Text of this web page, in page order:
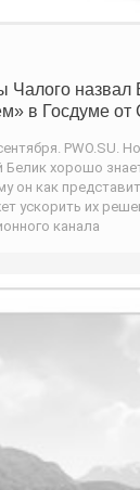
Чалого
в Госдуме от
PWO.SU.
хорошо
он как
ускорить их
канала